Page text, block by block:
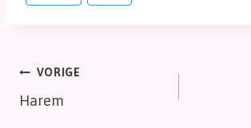
Bericht
navigatie
VORIGE
Harem